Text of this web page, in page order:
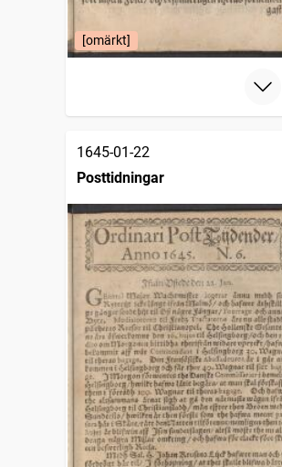
[omärkt]
1645-01-22
Posttidningar